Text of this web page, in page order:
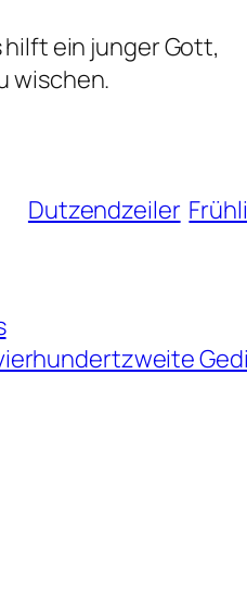
hilft ein junger Gott,
wischen.
Dutzendzeiler